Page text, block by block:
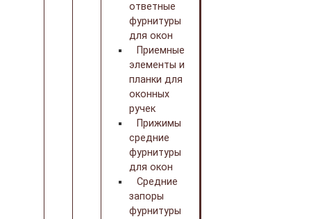
ответные
фурнитуры
для окон
Приемные
элементы и
планки для
оконных
ручек
Прижимы
средние
фурнитуры
для окон
Средние
запоры
фурнитуры